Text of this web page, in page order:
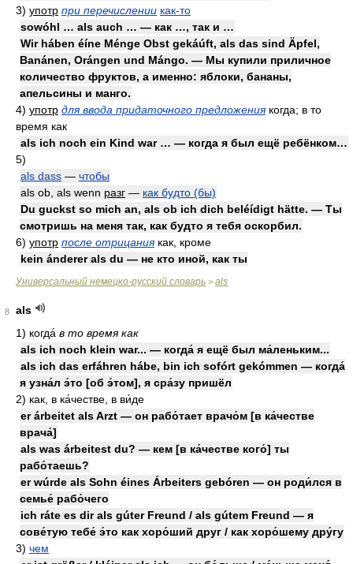
3) употр при перечислении как-то
sowóhl … als auch … — как …, так и …
Wir háben éíne Ménge Obst gekáúft, als das sind Äpfel,
Banánen, Orángen und Mángo. — Мы купили приличное
количество фруктов, а именно: яблоки, бананы,
апельсины и манго.
4) употр для ввода придаточного предложения когда; в то
время как
als ich noch ein Kind war … — когда я был ещё ребёнком…
5)
als dass — чтобы
als ob, als wenn разг — как будто (бы)
Du guckst so mich an, als ob ich dich beléídigt hätte. — Ты
смотришь на меня так, как будто я тебя оскорбил.
6) употр после отрицания как, кроме
kein ánderer als du — не кто иной, как ты
Универсальный немецко-русский словарь > als
8
als
1) когда́ в то время как
als ich noch klein war... — когда́ я ещё был ма́леньким...
als ich das erfáhren hábe, bin ich sofórt gekómmen — когда́
я узна́л э́то [об э́том], я сра́зу пришёл
2) как, в ка́честве, в ви́де
er árbeitet als Arzt — он рабо́тает врачо́м [в ка́честве
врача́]
als was árbeitest du? — кем [в ка́честве кого́] ты
рабо́таешь?
er wúrde als Sohn éines Árbeiters gebóren — он роди́лся в
семье́ рабо́чего
ich ráte es dir als gúter Freund / als gútem Freund — я
сове́тую тебе́ э́то как хоро́ший друг / как хоро́шему дру́гу
3) чем